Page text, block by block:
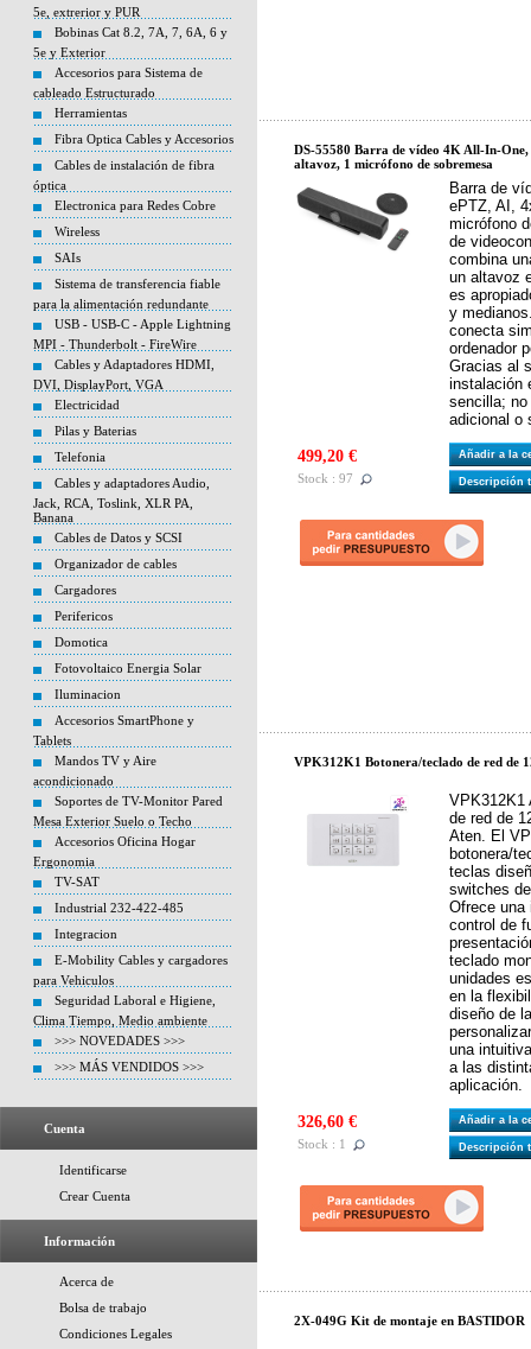
5e, extrerior y PUR
Bobinas Cat 8.2, 7A, 7, 6A, 6 y
5e y Exterior
Accesorios para Sistema de
cableado Estructurado
Herramientas
Fibra Optica Cables y Accesorios
Cables de instalación de fibra
óptica
Electronica para Redes Cobre
Wireless
SAIs
Sistema de transferencia fiable
para la alimentación redundante
USB - USB-C - Apple Lightning
MPI - Thunderbolt - FireWire
Cables y Adaptadores HDMI,
DVI, DisplayPort, VGA
Electricidad
Pilas y Baterias
Telefonia
Cables y adaptadores Audio,
Jack, RCA, Toslink, XLR PA,
Banana
Cables de Datos y SCSI
Organizador de cables
Cargadores
Perifericos
Domotica
Fotovoltaico Energia Solar
Iluminacion
Accesorios SmartPhone y
Tablets
Mandos TV y Aire
acondicionado
Soportes de TV-Monitor Pared
Mesa Exterior Suelo o Techo
Accesorios Oficina Hogar
Ergonomia
TV-SAT
Industrial 232-422-485
Integracion
E-Mobility Cables y cargadores
para Vehiculos
Seguridad Laboral e Higiene,
Clima Tiempo, Medio ambiente
>>> NOVEDADES >>>
>>> MÁS VENDIDOS >>>
Cuenta
Identificarse
Crear Cuenta
Información
Acerca de
Bolsa de trabajo
Condiciones Legales
DS-55580 Barra de vídeo 4K All-In-
altavoz, 1 micrófono de sobremesa
Barra de
ePTZ, AI,
micrófono
de
combina
un altavoz
es
y
conecta
ordenador
Gracias al
instalación
sencilla; no
adicional o
499,20 €
Stock : 97
Añadir a la
Descripción
VPK312K1 Botonera/teclado de red de
VPK312K1
de red de
Aten. El
botonera/
teclas
switches
Ofrece una
control de
teclado
unidades
en la
diseño de
una
a las
aplicación.
326,60 €
Stock : 1
Añadir a la
Descripción
2X-049G Kit de montaje en BASTIDOR